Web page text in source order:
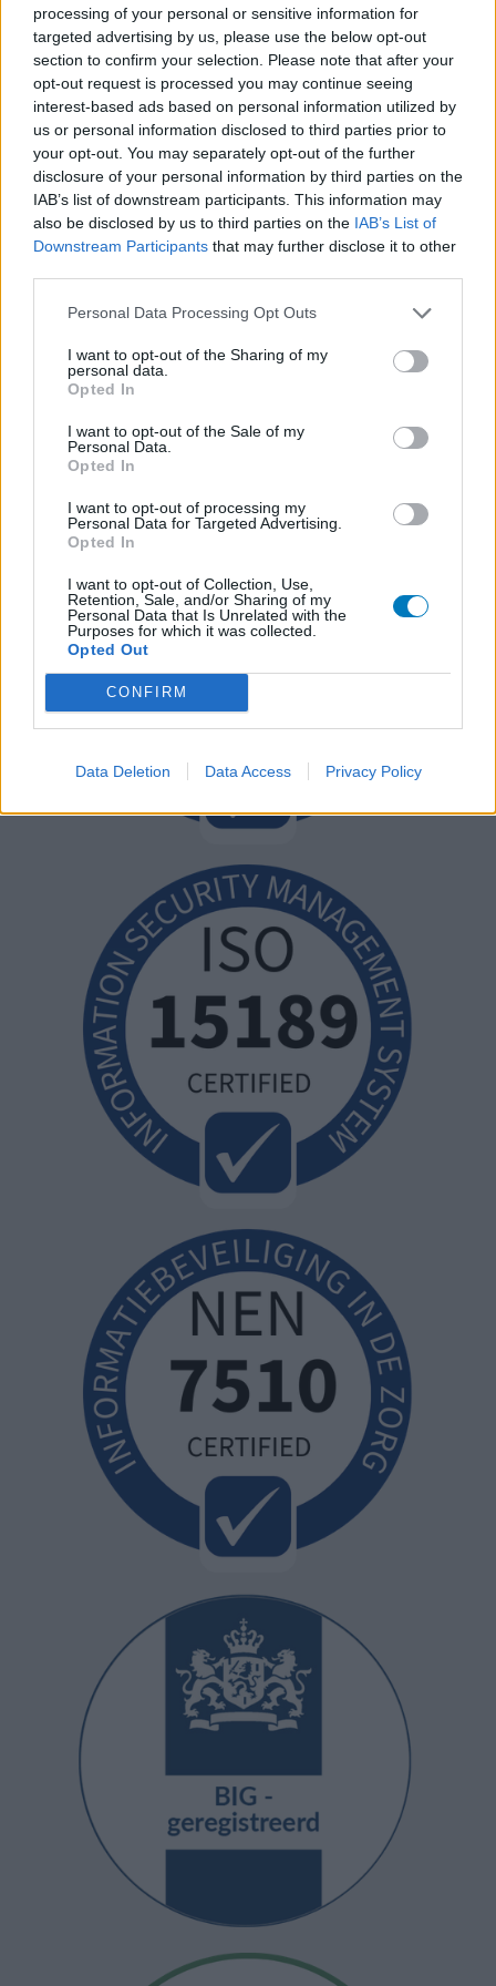
processing of your personal or sensitive information for
targeted advertising by us, please use the below opt-out
section to confirm your selection. Please note that after your
opt-out request is processed you may continue seeing
interest-based ads based on personal information utilized by
us or personal information disclosed to third parties prior to
your opt-out. You may separately opt-out of the further
disclosure of your personal information by third parties on the
IAB’s list of downstream participants. This information may
also be disclosed by us to third parties on the IAB’s List of
Downstream Participants that may further disclose it to other
Personal Data Processing Opt Outs
I want to opt-out of the Sharing of my
personal data.
Opted In
I want to opt-out of the Sale of my
Personal Data.
Opted In
I want to opt-out of processing my
Personal Data for Targeted Advertising.
Opted In
I want to opt-out of Collection, Use,
Retention, Sale, and/or Sharing of my
Personal Data that Is Unrelated with the
Purposes for which it was collected.
Opted Out
CONFIRM
Data Deletion Data Access Privacy Policy
N’oubliez-pas que les expériences peuvent varier selon les
individus et que pour tout avis médical, il faut toujours prendre
contact avec votre médecin ou votre pharmacien.